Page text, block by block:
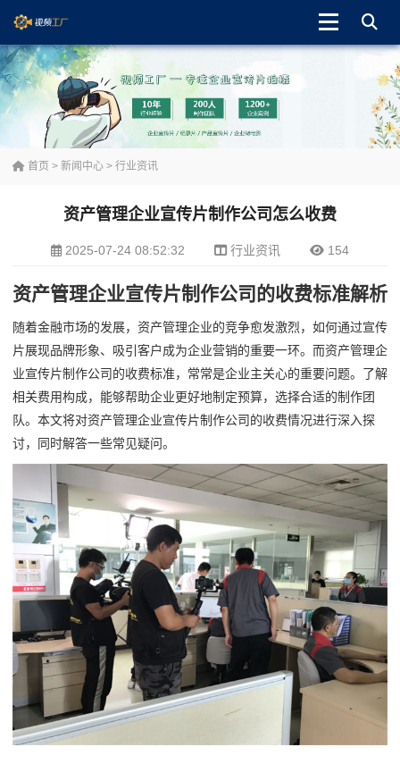
首页 > 新闻中心 > 行业资讯
资产管理企业宣传片制作公司怎么收费
2025-07-24 08:52:32 行业资讯 154
资产管理企业宣传片制作公司的收费标准解析
随着金融市场的发展，资产管理企业的竞争愈发激烈，如何通过宣传
片展现品牌形象、吸引客户成为企业营销的重要一环。而资产管理企
业宣传片制作公司的收费标准，常常是企业主关心的重要问题。了解
相关费用构成，能够帮助企业更好地制定预算，选择合适的制作团
队。本文将对资产管理企业宣传片制作公司的收费情况进行深入探
讨，同时解答一些常见疑问。